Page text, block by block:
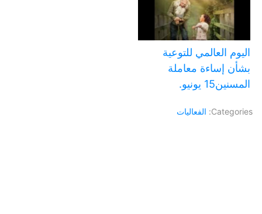
اليوم العالمي للتوعية
بشأن إساءة معاملة
المسنين15 يونيو.
Categories: الفعاليات